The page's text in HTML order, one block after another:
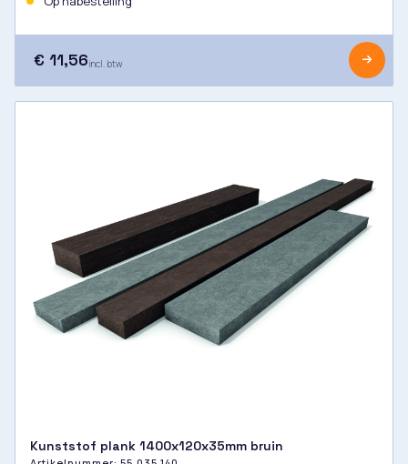
€ 11,56incl. btw
Kunststof plank 1400x120x35mm bruin